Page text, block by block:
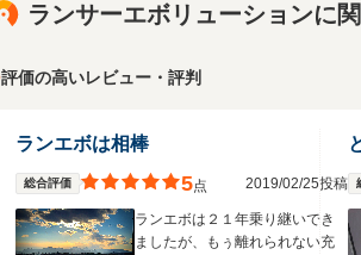
ランサーエボリューションに
評価の高いレビュー・評判
ランエボは相棒
総合評価 5点 2019/02/25投稿
ランエボは２１年乗り継いでき
ましたが、もぅ離れられない充